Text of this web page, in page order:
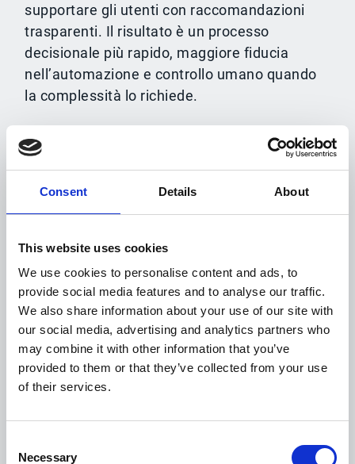
Consent Details About
This website uses cookies
We use cookies to personalise content and ads, to
provide social media features and to analyse our traffic.
We also share information about your use of our site with
our social media, advertising and analytics partners who
may combine it with other information that you’ve
provided to them or that they’ve collected from your use
of their services.
Selection
Necessary
supportare gli utenti con raccomandazioni
trasparenti. Il risultato è un processo
decisionale più rapido, maggiore fiducia
nell’automazione e controllo umano quando
la complessità lo richiede.
Abbinamento autonomo dei pagamenti
Allocazione automatizzata e più
accurata, alimentata da un’AI
verificabile in qualsiasi momento.
spiegabili
Gli abbinamenti suggeriti includono un
contesto chiaro che aiuta gli utenti a
comprendere e fidarsi del risultato.
Validazione human-in-the-loop
Gli utenti mantengono il controllo su
validazione ed eccezioni ogni volta che
è necessaria una revisione.